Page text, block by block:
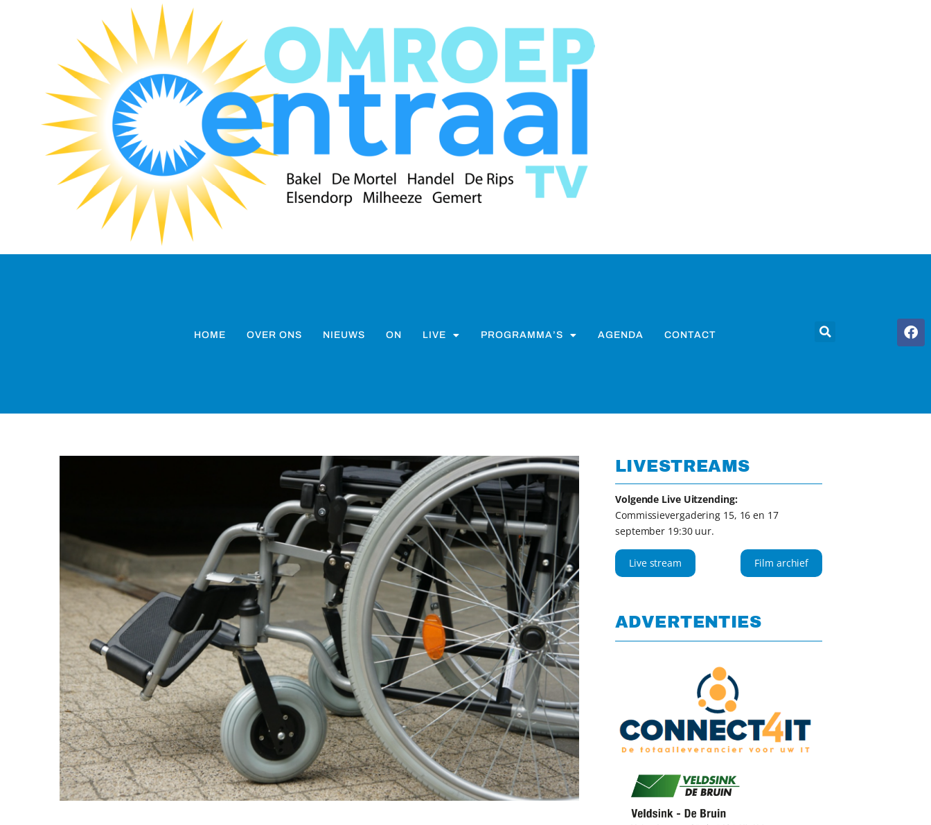
HOME OVER ONS NIEUWS ON LIVE PROGRAMMA’S AGENDA CONTACT
LIVESTREAMS
Volgende Live Uitzending:
Commissievergadering 15, 16 en 17
september 19:30 uur.
Live stream Film archief
ADVERTENTIES